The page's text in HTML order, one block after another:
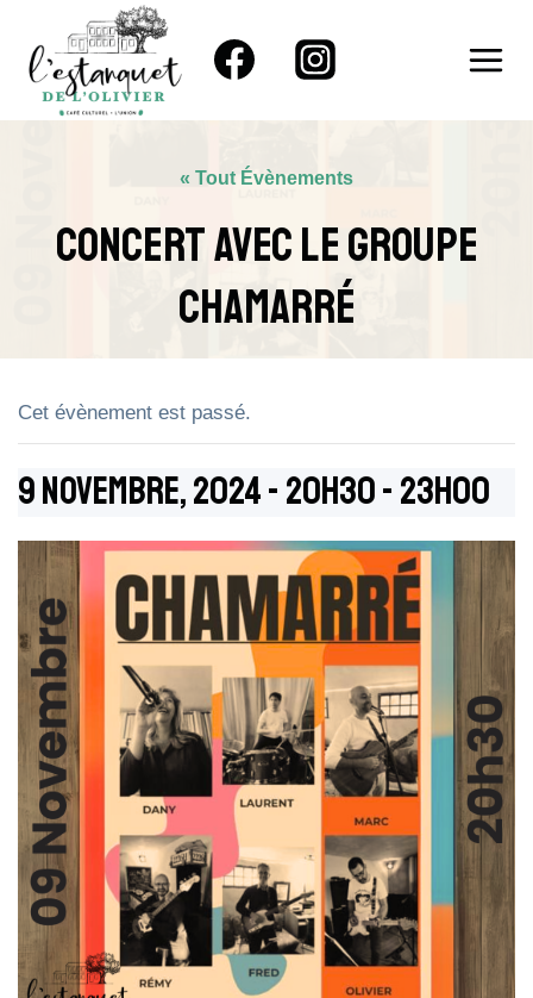
contenu
« Tout Évènements
Concert Avec Le Groupe
Chamarré
Cet évènement est passé.
9 Novembre, 2024 - 20h30- 23h00